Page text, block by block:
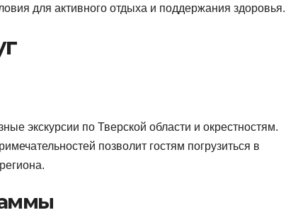
для активного отдыха и поддержания здоровья.
экскурсии по Тверской области и окрестностям.
позволит гостям погрузиться в